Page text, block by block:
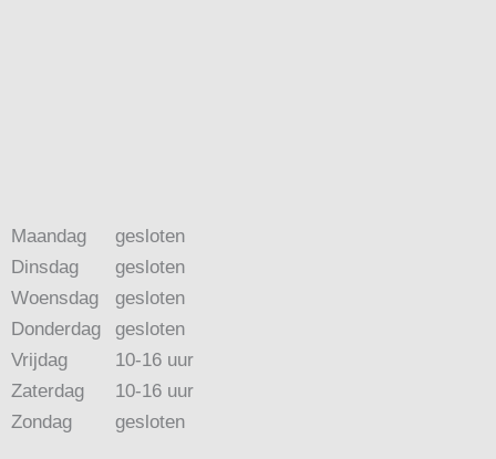
Maandag
Dinsdag
Woensdag
Donderdag
Vrijdag
Zaterdag
Zondag
gesloten
gesloten
gesloten
gesloten
10-16 uur
10-16 uur
gesloten